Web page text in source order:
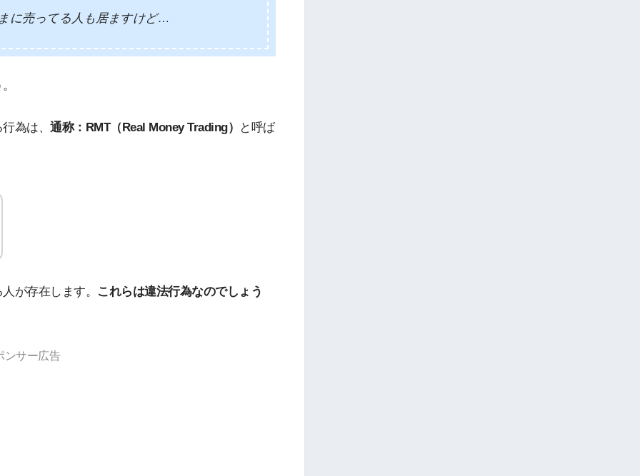
に売ってる人も居ますけど…
為は、 通称：RMT（Real Money Trading） と呼ば
が存在します。 これらは違法行為なのでしょう
ンサー広告